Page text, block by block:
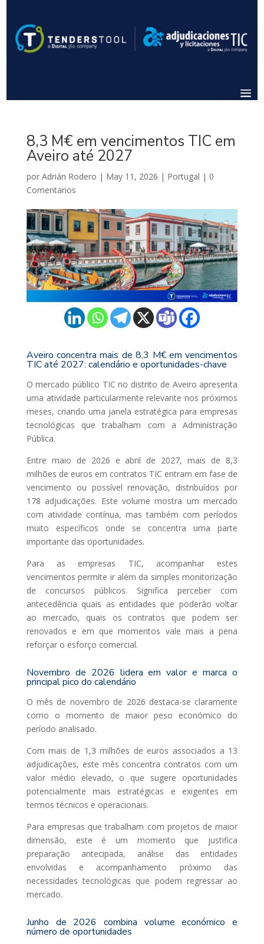
8,3 M€ em vencimentos TIC em
Aveiro até 2027
por Adrián Rodero | May 11, 2026 | Portugal | 0
Comentarios
Aveiro concentra mais de 8,3 M€ em vencimentos
TIC até 2027: calendário e oportunidades-chave
O mercado público TIC no distrito de Aveiro apresenta
uma atividade particularmente relevante nos próximos
meses, criando uma janela estratégica para empresas
tecnológicas que trabalham com a Administração
Pública.
Entre maio de 2026 e abril de 2027, mais de 8,3
milhões de euros em contratos TIC entram em fase de
vencimento ou possível renovação, distribuídos por
178 adjudicações. Este volume mostra um mercado
com atividade contínua, mas também com períodos
muito específicos onde se concentra uma parte
importante das oportunidades.
Para as empresas TIC, acompanhar estes
vencimentos permite ir além da simples monitorização
de concursos públicos. Significa perceber com
antecedência quais as entidades que poderão voltar
ao mercado, quais os contratos que podem ser
renovados e em que momentos vale mais a pena
reforçar o esforço comercial.
Novembro de 2026 lidera em valor e marca o
principal pico do calendário
O mês de novembro de 2026 destaca-se claramente
como o momento de maior peso económico do
período analisado.
Com mais de 1,3 milhões de euros associados a 13
adjudicações, este mês concentra contratos com um
valor médio elevado, o que sugere oportunidades
potencialmente mais estratégicas e exigentes em
termos técnicos e operacionais.
Para empresas que trabalham com projetos de maior
dimensão, este é um momento que justifica
preparação antecipada, análise das entidades
envolvidas e acompanhamento próximo das
necessidades tecnológicas que podem regressar ao
mercado.
Junho de 2026 combina volume económico e
número de oportunidades